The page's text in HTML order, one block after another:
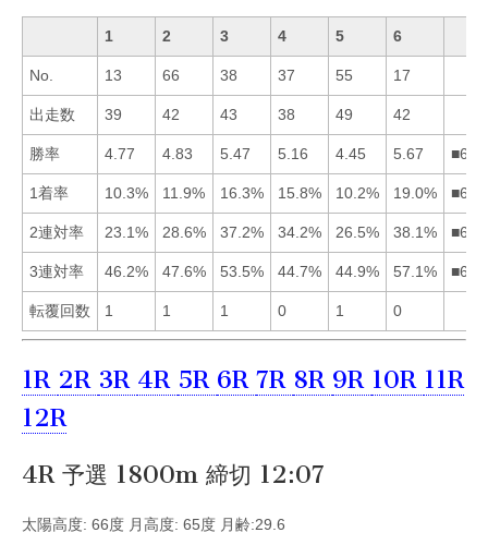
1 2 3 4 5 6
No. 13 66 38 37 55 17
出走数 39 42 43 38 49 42
勝率 4.77 4.83 5.47 5.16 4.45 5.67
1着率 10.3% 11.9% 16.3% 15.8% 10.2% 19.0%
2連対率 23.1% 28.6% 37.2% 34.2% 26.5% 38.1%
3連対率 46.2% 47.6% 53.5% 44.7% 44.9% 57.1%
転覆回数 1 1 1 0 1 0
1R 2R 3R 4R 5R 6R 7R 8R 9R 10R 11R
12R
4R 予選 1800m 締切 12:07
太陽高度: 66度 月高度: 65度 月齢:29.6